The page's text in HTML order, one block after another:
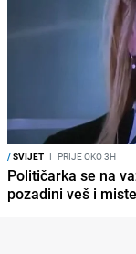
/SVIJET I PRIJE OKO 3H
Političarka se na
pozadini veš i